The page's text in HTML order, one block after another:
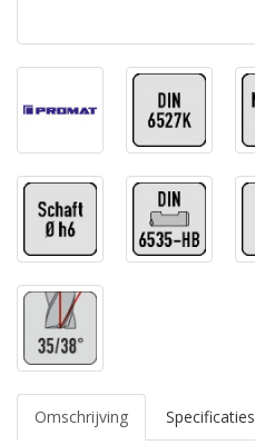
Omschrijving Specificaties